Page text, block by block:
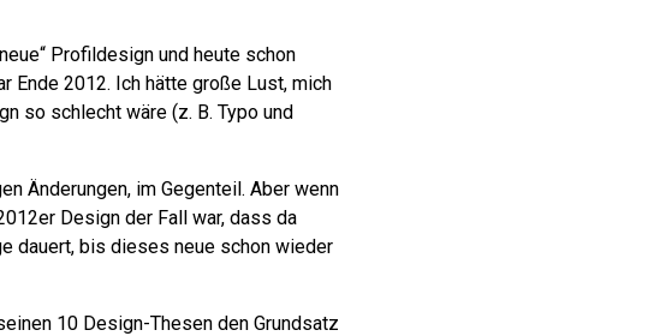
Profildesign und heute schon
Ende 2012. Ich hätte große Lust, mich
so schlecht wäre (z. B. Typo und
Änderungen, im Gegenteil. Aber wenn
Design der Fall war, dass da
dauert, bis dieses neue schon wieder
10 Design-Thesen den Grundsatz